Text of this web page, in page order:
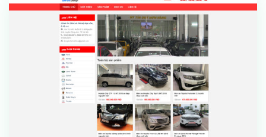
Chi tiết